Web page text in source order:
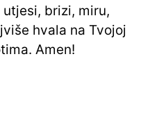
brizi, miru,
hvala na Tvojoj
Amen!